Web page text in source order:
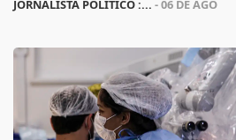
JORNALISTA POLÍTICO :... - 06 DE AGO